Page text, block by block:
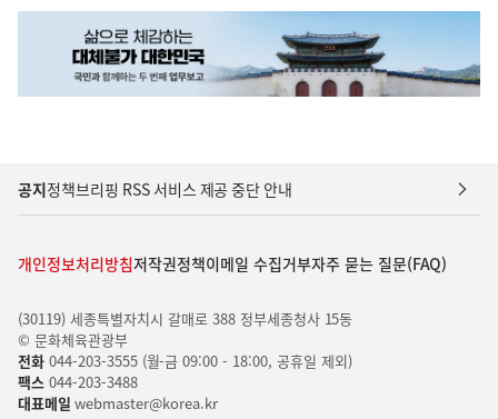
공지정책브리핑 RSS 서비스 제공 중단 안내
개인정보처리방침저작권정책이메일 수집거부자주 묻는 질문(FAQ)
(30119) 세종특별자치시 갈매로 388 정부세종청사 15동
© 문화체육관광부
전화044-203-3555 (월-금 09:00 - 18:00, 공휴일 제외)
팩스044-203-3488
대표메일 webmaster@korea.kr